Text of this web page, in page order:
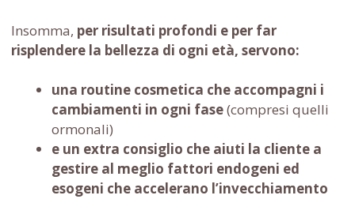
Insomma, per risultati profondi e per far
risplendere la bellezza di ogni età, servono:
una routine cosmetica che accompagni i
cambiamenti in ogni fase(compresi quelli
ormonali)
e un extra consiglio che aiuti la cliente a
gestire al meglio fattori endogeni ed
esogeni che accelerano l’invecchiamento